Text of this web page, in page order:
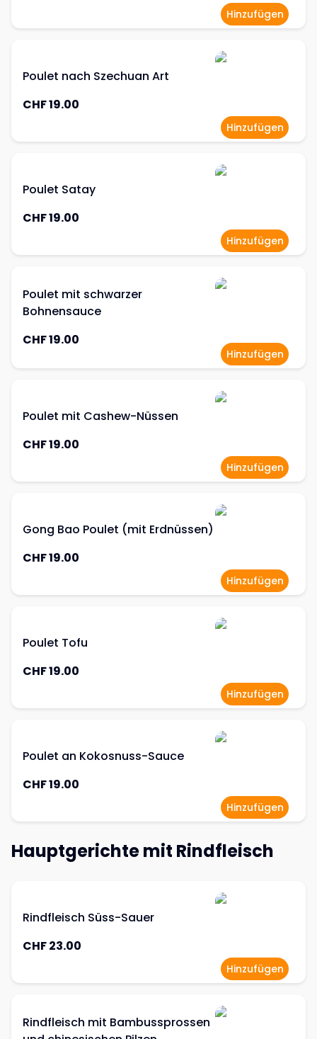
Hinzufügen
Poulet nach Szechuan Art
CHF 19.00
Hinzufügen
Poulet Satay
CHF 19.00
Hinzufügen
Poulet mit schwarzer
Bohnensauce
CHF 19.00
Hinzufügen
Poulet mit Cashew-Nüssen
CHF 19.00
Hinzufügen
Gong Bao Poulet (mit Erdnüssen)
CHF 19.00
Hinzufügen
Poulet Tofu
CHF 19.00
Hinzufügen
Poulet an Kokosnuss-Sauce
CHF 19.00
Hinzufügen
Hauptgerichte mit Rindfleisch
Rindfleisch Süss-Sauer
CHF 23.00
Hinzufügen
Rindfleisch mit Bambussprossen